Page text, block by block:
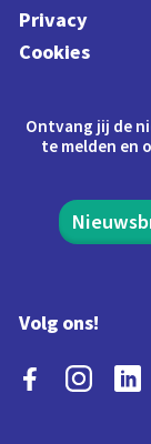
Privacy
Cookies
Ontvang jij de
te melden en
Volg ons!